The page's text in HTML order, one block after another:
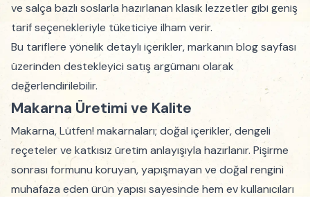
ve salça bazlı soslarla hazırlanan klasik lezzetler gibi geniş
tarif seçenekleriyle tüketiciye ilham verir.
Bu tariflere yönelik detaylı içerikler, markanın blog sayfası
üzerinden destekleyici satış argümanı olarak
değerlendirilebilir.
Makarna Üretimi ve Kalite
Makarna, Lütfen! makarnaları; doğal içerikler, dengeli
reçeteler ve katkısız üretim anlayışıyla hazırlanır. Pişirme
sonrası formunu koruyan, yapışmayan ve doğal rengini
muhafaza eden ürün yapısı sayesinde hem ev kullanıcıları